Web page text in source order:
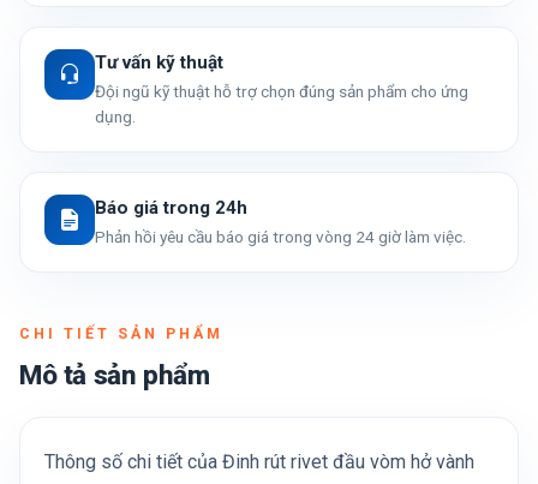
Tư vấn kỹ thuật
Đội ngũ kỹ thuật hỗ trợ chọn đúng sản phẩm cho ứng
dụng.
Báo giá trong 24h
Phản hồi yêu cầu báo giá trong vòng 24 giờ làm việc.
CHI TIẾT SẢN PHẨM
Mô tả sản phẩm
Thông số chi tiết của Đinh rút rivet đầu vòm hở vành